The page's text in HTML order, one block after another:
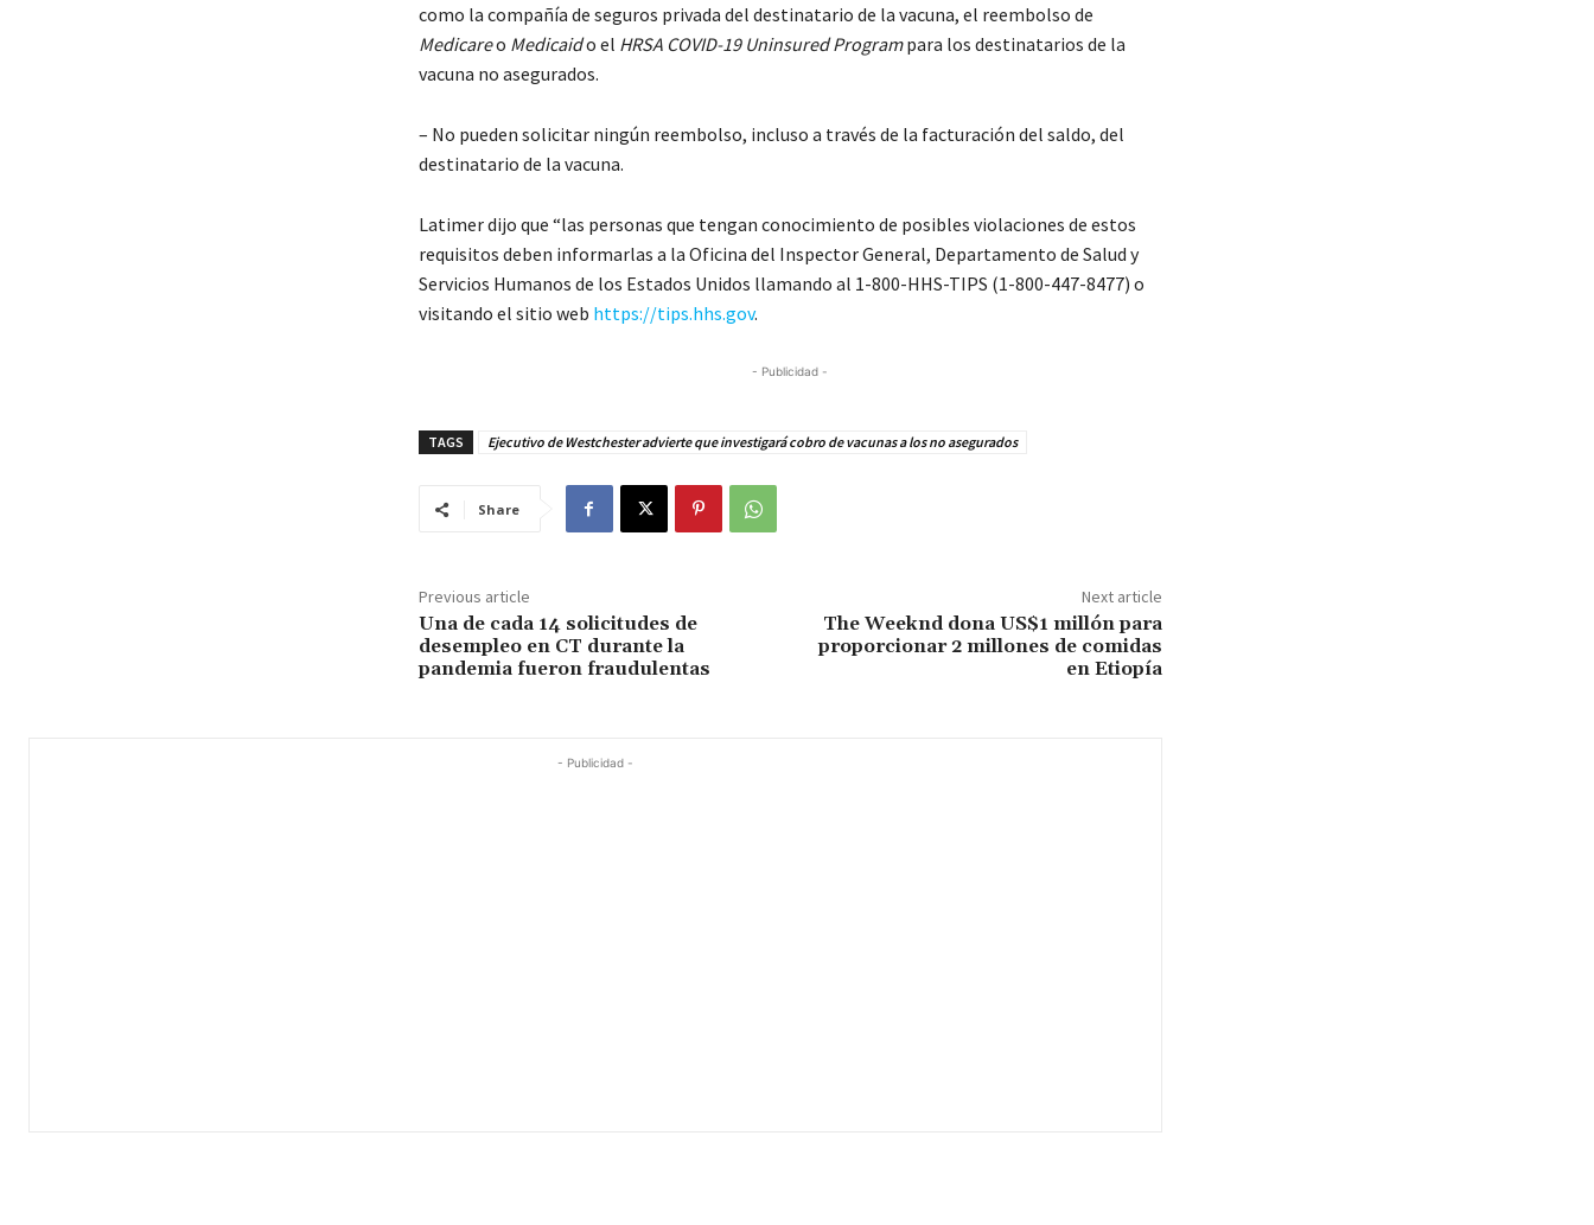
como la compañía de seguros privada del destinatario de la vacuna, el reembolso de
Medicareo Medicaido el HRSA COVID-19 Uninsured Programpara los destinatarios de la
vacuna no asegurados.
– No pueden solicitar ningún reembolso, incluso a través de la facturación del saldo, del
destinatario de la vacuna.
Latimer dijo que “las personas que tengan conocimiento de posibles violaciones de estos
requisitos deben informarlas a la Oficina del Inspector General, Departamento de Salud y
Servicios Humanos de los Estados Unidos llamando al 1-800-HHS-TIPS (1-800-447-8477) o
visitando el sitio web https://tips.hhs.gov.
- Publicidad -
TAGS Ejecutivo de Westchester advierte que investigará cobro de vacunas a los no asegurados
Share
Previous article
Una de cada 14 solicitudes de
desempleo en CT durante la
pandemia fueron fraudulentas
Next article
The Weeknd dona US$1 millón para
proporcionar 2 millones de comidas
en Etiopía
- Publicidad -